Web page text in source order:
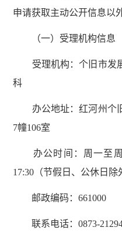
申请获取主动公开信息以
（一）受理机构信息
受理机构：个旧市发
科
办公地址：红河州个旧
7幢106室
办公时间：周一至周
17:30（节假日、公休日除
邮政编码：661000
联系电话：0873-